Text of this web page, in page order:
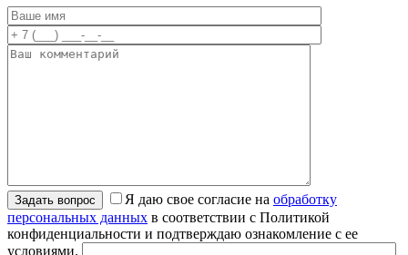
Я даю свое согласие на обработку
персональных данных в соответствии с Политикой
конфиденциальности и подтверждаю ознакомление с ее
условиями.